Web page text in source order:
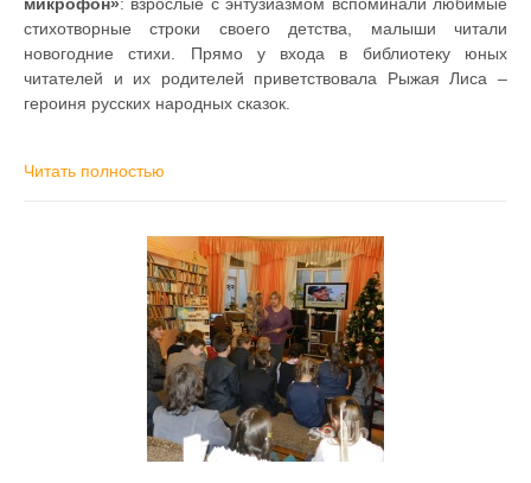
стихотворные строки своего детства, малыши читали
новогодние стихи. Прямо у входа в библиотеку юных
читателей и их родителей приветствовала Рыжая Лиса –
героиня русских народных сказок.
Читать полностью